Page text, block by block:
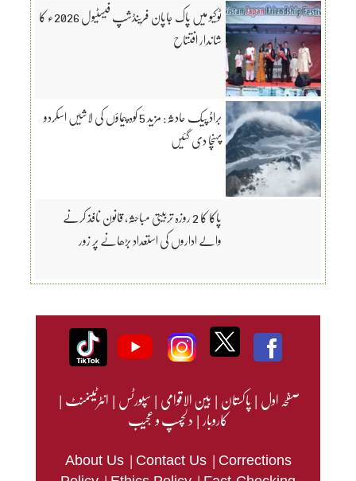
ٹوکیو میں پاک جاپان فرینڈشپ فیسٹیول 2026ء کا
شاندار افتتاح
براڈ پیک حادثہ: مزید 5 کوہ پیماؤں کی لاشیں اسکردو
پہنچا دی گئیں
پاکا کا 2 روزہ تربیتی مباحثہ، قانون نافذ کرنے
والے اداروں کی استعداد بڑھانے پر زور
صفحہ اول|پاکستان|بین الاقوامی|سپورٹس|انٹرٹینمنٹ|
کاروبار|دلچسپ و عجیب
About Us | Contact Us | Corrections